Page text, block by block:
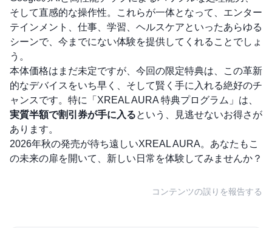
そして直感的な操作性。これらが一体となって、エンター
テインメント、仕事、学習、ヘルスケアといったあらゆる
シーンで、今までにない体験を提供してくれることでしょ
う。
本体価格はまだ未定ですが、今回の限定特典は、この革新
的なデバイスをいち早く、そして賢く手に入れる絶好のチ
ャンスです。特に「XREAL AURA 特典プログラム」は、
実質半額で割引券が手に入るという、見逃せないお得さが
あります。
2026年秋の発売が待ち遠しいXREAL AURA。あなたもこ
の未来の扉を開いて、新しい日常を体験してみませんか？
コンテンツの誤りを報告する